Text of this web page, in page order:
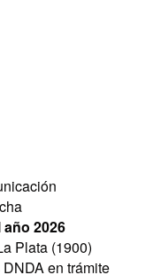
año 2026
Plata (1900)
en trámite